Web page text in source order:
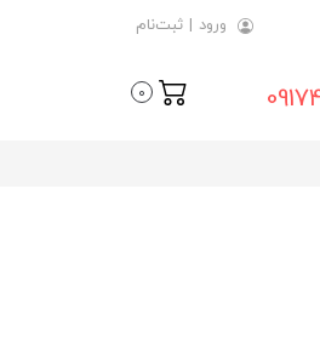
ورود | ثبت‌نام
0